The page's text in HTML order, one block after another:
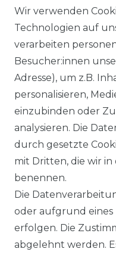
Wir verwenden
Technologien auf
verarbeiten
Besucher:innen
Adresse), um z.B.
personalisieren,
einzubinden oder
analysieren. Die
durch gesetzte
mit Dritten, die wir
benennen.
Die
oder aufgrund
erfolgen. Die
abgelehnt werden.
Impressum
AGB